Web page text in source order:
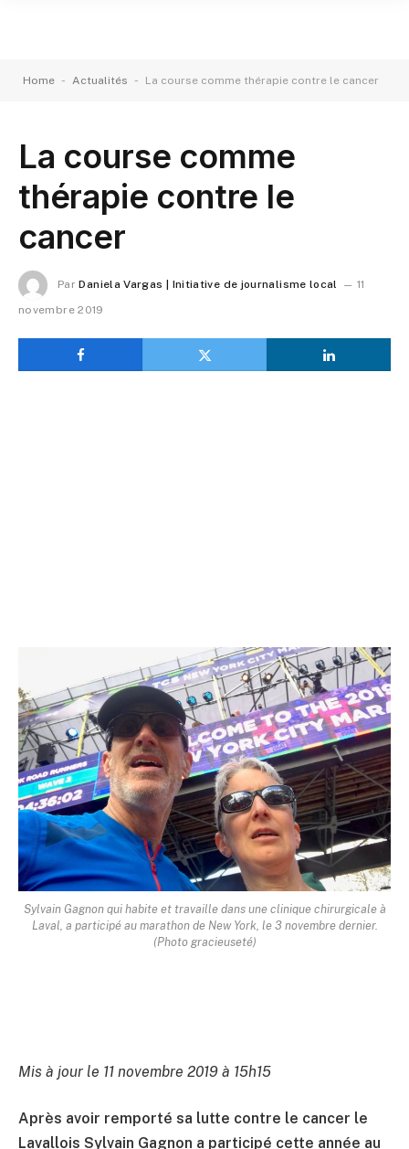
Home - Actualités - La course comme thérapie contre le cancer
La course comme
thérapie contre le
cancer
Par Daniela Vargas | Initiative de journalisme local
11
novembre 2019
Sylvain Gagnon qui habite et travaille dans une clinique chirurgicale à
Laval, a participé au marathon de New York, le 3 novembre dernier.
(Photo gracieuseté)
Mis à jour le 11 novembre 2019 à 15h15
Après avoir remporté sa lutte contre le cancer le
Lavallois Sylvain Gagnon a participé cette année au